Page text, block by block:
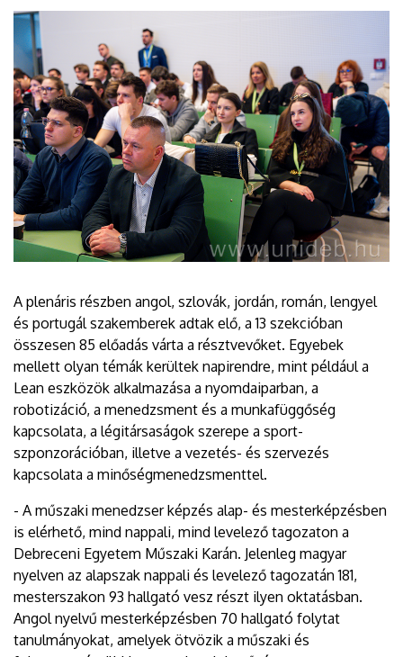
A plenáris részben angol, szlovák, jordán, román, lengyel
és portugál szakemberek adtak elő, a 13 szekcióban
összesen 85 előadás várta a résztvevőket. Egyebek
mellett olyan témák kerültek napirendre, mint például a
Lean eszközök alkalmazása a nyomdaiparban, a
robotizáció, a menedzsment és a munkafüggőség
kapcsolata, a légitársaságok szerepe a sport-
szponzorációban, illetve a vezetés- és szervezés
kapcsolata a minőségmenedzsmenttel.
- A műszaki menedzser képzés alap- és mesterképzésben
is elérhető, mind nappali, mind levelező tagozaton a
Debreceni Egyetem Műszaki Karán. Jelenleg magyar
nyelven az alapszak nappali és levelező tagozatán 181,
mesterszakon 93 hallgató vesz részt ilyen oktatásban.
Angol nyelvű mesterképzésben 70 hallgató folytat
tanulmányokat, amelyek ötvözik a műszaki és